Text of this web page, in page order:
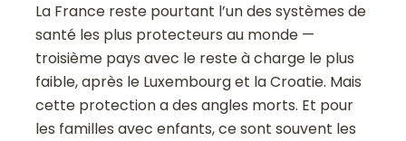
La France reste pourtant l’un des systèmes de
santé les plus protecteurs au monde —
troisième pays avec le reste à charge le plus
faible, après le Luxembourg et la Croatie. Mais
cette protection a des angles morts. Et pour
les familles avec enfants, ce sont souvent les